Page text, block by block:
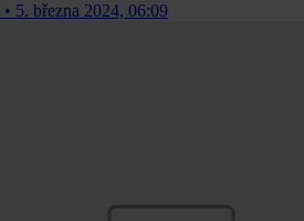
• 5. března 2024, 06:09